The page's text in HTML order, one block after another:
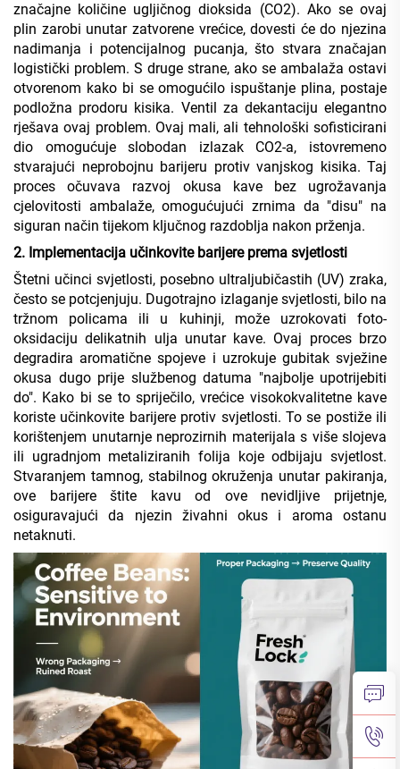
značajne količine ugljičnog dioksida (CO2). Ako se ovaj
plin zarobi unutar zatvorene vrećice, dovesti će do njezina
nadimanja i potencijalnog pucanja, što stvara značajan
logistički problem. S druge strane, ako se ambalaža ostavi
otvorenom kako bi se omogućilo ispuštanje plina, postaje
podložna prodoru kisika. Ventil za dekantaciju elegantno
rješava ovaj problem. Ovaj mali, ali tehnološki sofisticirani
dio omogućuje slobodan izlazak CO2-a, istovremeno
stvarajući neprobojnu barijeru protiv vanjskog kisika. Taj
proces očuvava razvoj okusa kave bez ugrožavanja
cjelovitosti ambalaže, omogućujući zrnima da "disu" na
siguran način tijekom ključnog razdoblja nakon prženja.
2. Implementacija učinkovite barijere prema svjetlosti
Štetni učinci svjetlosti, posebno ultraljubičastih (UV) zraka,
često se potcjenjuju. Dugotrajno izlaganje svjetlosti, bilo na
tržnom policama ili u kuhinji, može uzrokovati foto-
oksidaciju delikatnih ulja unutar kave. Ovaj proces brzo
degradira aromatične spojeve i uzrokuje gubitak svježine
okusa dugo prije službenog datuma "najbolje upotrijebiti
do". Kako bi se to spriječilo, vrećice visokokvalitetne kave
koriste učinkovite barijere protiv svjetlosti. To se postiže ili
korištenjem unutarnje neprozirnih materijala s više slojeva
ili ugradnjom metaliziranih folija koje odbijaju svjetlost.
Stvaranjem tamnog, stabilnog okruženja unutar pakiranja,
ove barijere štite kavu od ove nevidljive prijetnje,
osiguravajući da njezin živahni okus i aroma ostanu
netaknuti.